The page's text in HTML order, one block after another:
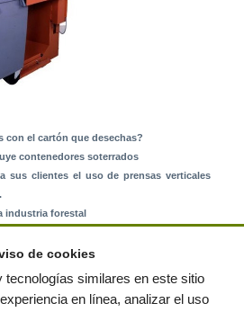
con el cartón que desechas?
contenedores soterrados
a sus clientes el uso de prensas verticales
industria forestal
de cookies
tecnologías similares en este sitio
en línea, analizar el uso